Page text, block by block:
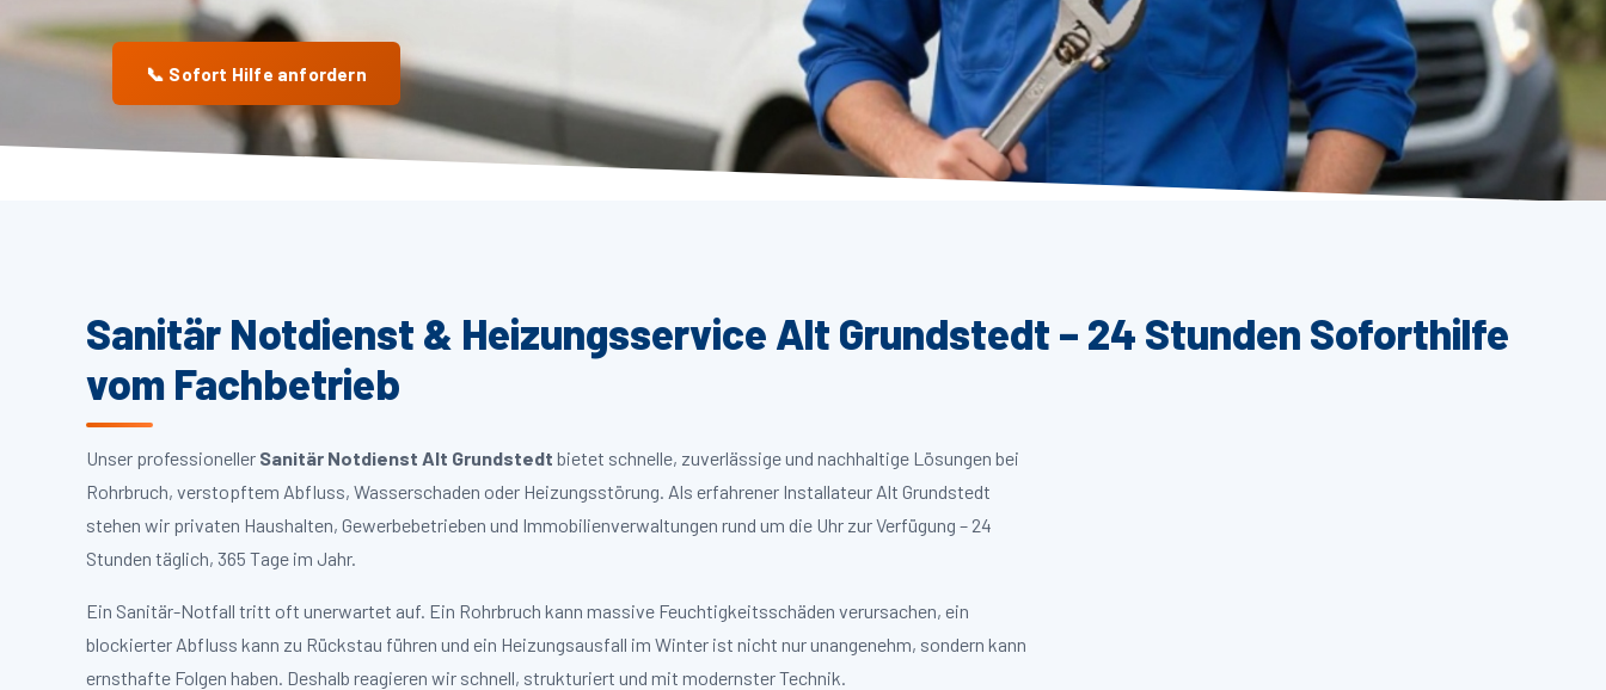
📞 Sofort Hilfe anfordern
Sanitär Notdienst & Heizungsservice Alt Grundstedt – 24 Stunden Soforthilfe
vom Fachbetrieb
Unser professioneller Sanitär Notdienst Alt Grundstedt bietet schnelle, zuverlässige und nachhaltige Lösungen bei
Rohrbruch, verstopftem Abfluss, Wasserschaden oder Heizungsstörung. Als erfahrener Installateur Alt Grundstedt
stehen wir privaten Haushalten, Gewerbebetrieben und Immobilienverwaltungen rund um die Uhr zur Verfügung – 24
Stunden täglich, 365 Tage im Jahr.
Ein Sanitär-Notfall tritt oft unerwartet auf. Ein Rohrbruch kann massive Feuchtigkeitsschäden verursachen, ein
blockierter Abfluss kann zu Rückstau führen und ein Heizungsausfall im Winter ist nicht nur unangenehm, sondern kann
ernsthafte Folgen haben. Deshalb reagieren wir schnell, strukturiert und mit modernster Technik.